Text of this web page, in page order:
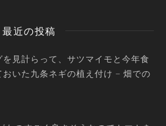
最近の投稿
見計らって、サツマイモと今年食
いた九条ネギの植え付け – 畑での